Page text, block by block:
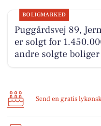
BOLIGMARKED
Puggårdsvej 89,
er solgt for
andre solgte boliger
Send en gratis